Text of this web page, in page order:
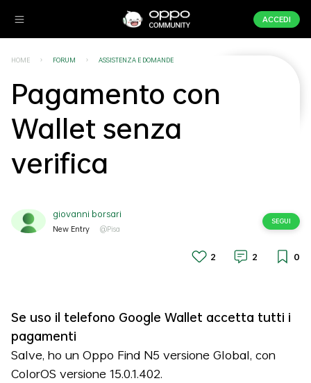
ACCEDI
HOME FORUM ASSISTENZA E DOMANDE
Pagamento con
Wallet senza
verifica
giovanni borsari
New Entry @Pisa
SEGUI
2 2 0
Se uso il telefono Google Wallet accetta tutti i
pagamenti
Salve, ho un Oppo Find N5 versione Global, con
ColorOS versione 15.0.1.402.